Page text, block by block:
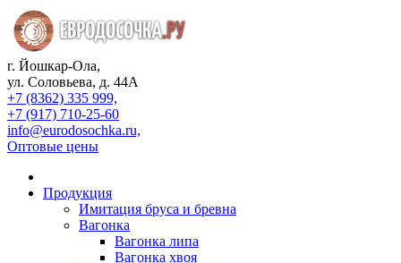
г. Йошкар-Ола,
ул. Соловьева, д. 44А
+7 (8362) 335 999,
+7 (917) 710-25-60
info@eurodosochka.ru,
Оптовые цены
Продукция
Имитация бруса и бревна
Вагонка
Вагонка липа
Вагонка хвоя